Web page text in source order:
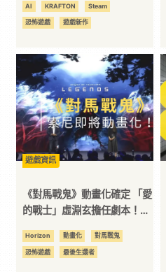
次
元
｜
3C
科
技
全
預告，AI 技術驅動新體驗
AI KRAFTON Steam
恐怖遊戲 遊戲新作
遊戲資訊
《對馬戰鬼》動畫化確定 「愛
的戰士」虛淵玄擔任劇本！
Horizon 動畫化 對馬戰鬼
恐怖遊戲 最後生還者